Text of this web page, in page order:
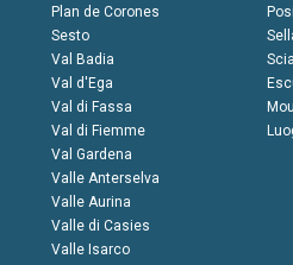
Plan de Corones
Sesto
Val Badia
Val d'Ega
Val di Fassa
Val di Fiemme
Val Gardena
Valle Anterselva
Valle Aurina
Valle di Casies
Valle Isarco